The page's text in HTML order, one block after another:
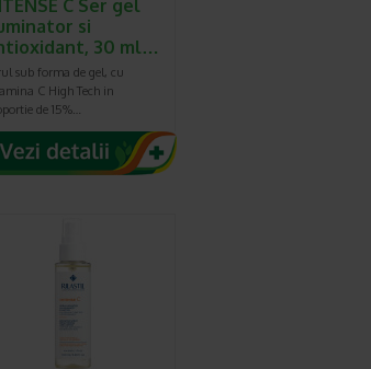
C Ser gel
si
30 ml…
sub forma de gel, cu
C High Tech in
de 15%…